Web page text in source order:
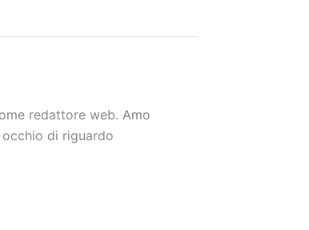
redattore web. Amo
di riguardo